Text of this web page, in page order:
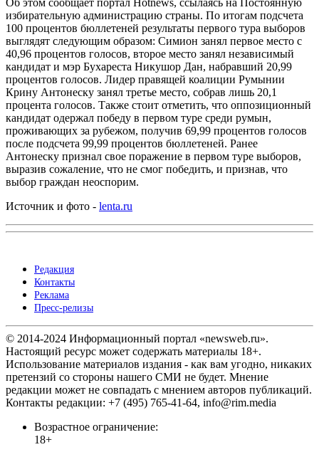
избирательную администрацию страны. По итогам подсчета
100 процентов бюллетеней результаты первого тура выборов
выглядят следующим образом: Симион занял первое место с
40,96 процентов голосов, второе место занял независимый
кандидат и мэр Бухареста Никушор Дан, набравший 20,99
процентов голосов. Лидер правящей коалиции Румынии
Крину Антонеску занял третье место, собрав лишь 20,1
процента голосов. Также стоит отметить, что оппозиционный
кандидат одержал победу в первом туре среди румын,
проживающих за рубежом, получив 69,99 процентов голосов
после подсчета 99,99 процентов бюллетеней. Ранее
Антонеску признал свое поражение в первом туре выборов,
выразив сожаление, что не смог победить, и признав, что
выбор граждан неоспорим.
Источник и фото - lenta.ru
Редакция
Контакты
Реклама
Пресс-релизы
© 2014-2024 Информационный портал «newsweb.ru».
Настоящий ресурс может содержать материалы 18+.
Использование материалов издания - как вам угодно, никаких
претензий со стороны нашего СМИ не будет. Мнение
редакции может не совпадать с мнением авторов публикаций.
Контакты редакции: +7 (495) 765-41-64, info@rim.media
Возрастное ограничение:
18+